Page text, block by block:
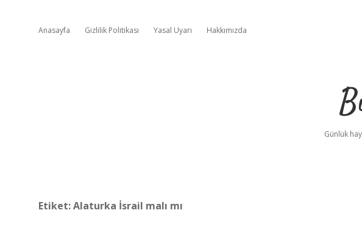
Anasayfa Gizlilik Politikası Yasal Uyarı Hakkımızda
Günlük
Etiket:Alaturka İsrail malı mı